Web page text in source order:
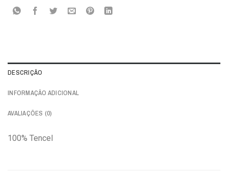
DESCRIÇÃO
INFORMAÇÃO ADICIONAL
AVALIAÇÕES (0)
100% Tencel